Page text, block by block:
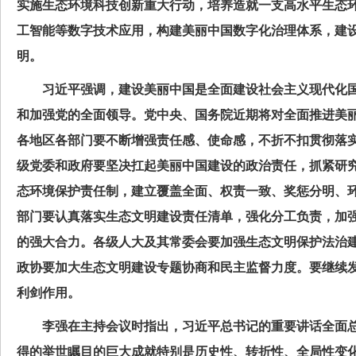
实施生态环境科技创新重大行动，培养造就一支高水平生态
工智能等数字技术应用，构建美丽中国数字化治理体系，建
明。
习近平强调，建设美丽中国是全面建设社会主义现代化
和加强党的全面领导。党中央、国务院近期将对全面推进美
各地区各部门要不断增强责任感、使命感，不折不扣贯彻落
级党委和政府要坚决扛起美丽中国建设的政治责任，抓紧研
态环境保护责任制，建立覆盖全面、权责一致、奖惩分明、
部门要认真落实生态文明建设责任清单，强化分工负责，加
的强大合力。各级人大及其常委会要加强生态文明保护法治
政协要加大生态文明建设专题协商和民主监督力度。要继续
利剑作用。
李强在主持会议时指出，习近平总书记的重要讲话全面
得的举世瞩目的巨大成就特别是历史性、转折性、全局性变